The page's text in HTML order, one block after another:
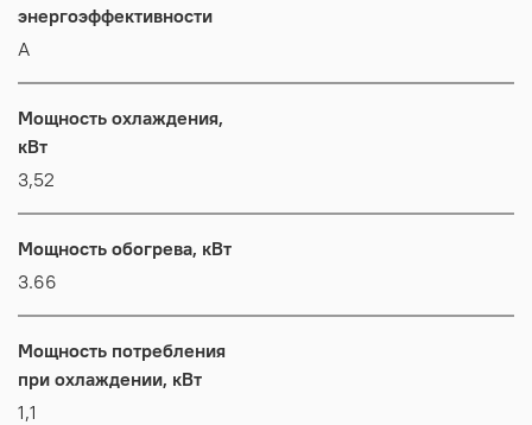
энергоэффективности
А
Мощность охлаждения,
кВт
3,52
Мощность обогрева, кВт
3.66
Мощность потребления
при охлаждении, кВт
1,1